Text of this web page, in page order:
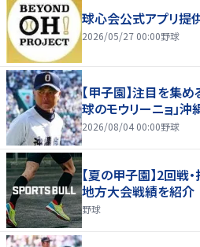
球心会公式アプリ提
2026/05/27 00:00野球
【甲子園】注目を集
球のモウリーニョ」
2026/08/04 00:00野球
【夏の甲子園】2回
地方大会戦績を紹介
野球